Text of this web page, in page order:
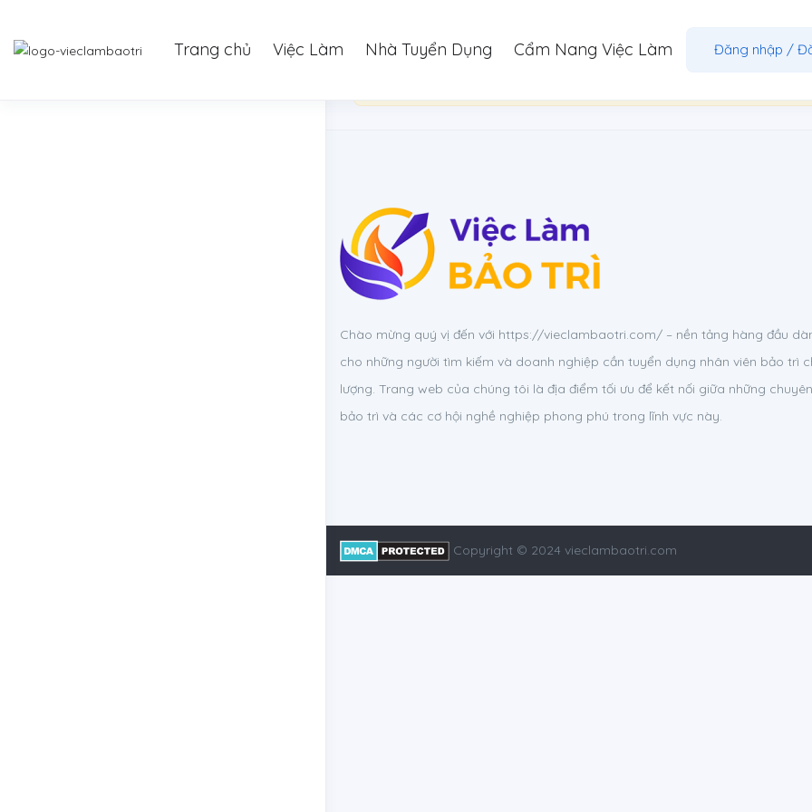
Trang chủ Việc Làm Nhà Tuyển Dụng Cẩm Nang Việc Làm Đăng nhập /
Chào mừng quý vị đến với https://vieclambaotri.com/ – nền tảng hàng đầu
cho những người tìm kiếm và doanh nghiệp cần tuyển dụng nhân viên bảo trì
lượng. Trang web của chúng tôi là địa điểm tối ưu để kết nối giữa những
bảo trì và các cơ hội nghề nghiệp phong phú trong lĩnh vực này.
Copyright © 2024 vieclambaotri.com